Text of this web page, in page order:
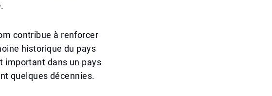
contribue à renforcer
historique du pays
important dans un pays
quelques décennies.